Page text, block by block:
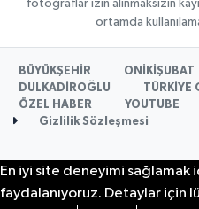
fotoğraflar izin alınmaksızın
ortamda
BÜYÜKŞEHİR
ONİKİŞUBAT
DULKADİROĞLU
TÜRKİYE
ÖZEL HABER
YOUTUBE
Gizlilik Sözleşmesi
En iyi site deneyimi sağlamak
faydalanıyoruz. Detaylar için